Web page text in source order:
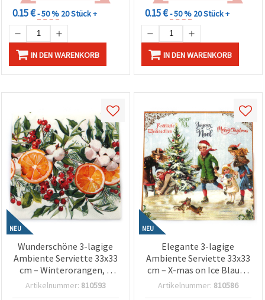
0.15 €- 50 % 20 Stück +
IN DEN WARENKORB
0.15 €- 50 % 20 Stück +
IN DEN WARENKORB
NEU
Wunderschöne 3-lagige
Ambiente Serviette 33x33
cm – Winterorangen, 1
Stück – Ideal für warme,
Artikelnummer: 810593
NEU
Elegante 3-lagige
Ambiente Serviette 33x33
cm – X-mas on Ice Blau, 1
Stück – Perfekt für
Artikelnummer: 810586